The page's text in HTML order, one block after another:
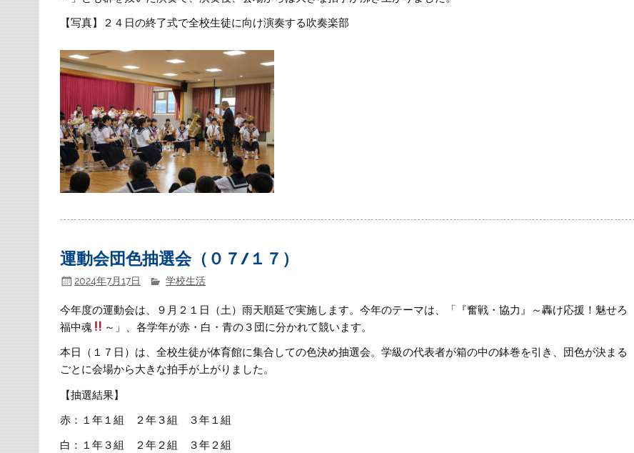
【写真】２４日の終了式で全校生徒に向け演奏する吹奏楽部
運動会団色抽選会（０７/１７）
2024年7月17日 学校生活
今年度の運動会は、９月２１日（土）雨天順延で実施します。今年のテーマは、「『奮戦・協力』～轟け応援！魅せろ
福中魂
～」、各学年が赤・白・青の３団に分かれて競います。
本日（１７日）は、全校生徒が体育館に集合しての色決め抽選会。学級の代表者が箱の中の鉢巻を引き、団色が決まる
ごとに会場から大きな拍手が上がりました。
【抽選結果】
赤：１年１組 ２年３組 ３年１組
白：１年３組 ２年２組 ３年２組